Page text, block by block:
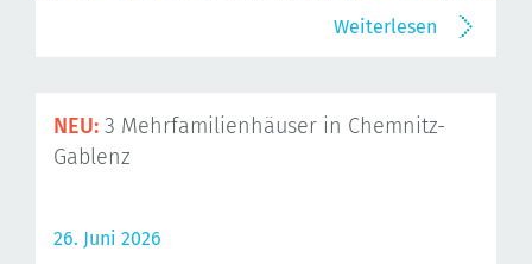
Weiterlesen
NEU: 3 Mehrfamilienhäuser in Chemnitz-
Gablenz
26. Juni 2026